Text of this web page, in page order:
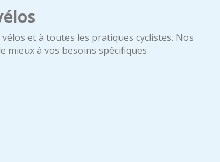
et à toutes les pratiques cyclistes. Nos
à vos besoins spécifiques.